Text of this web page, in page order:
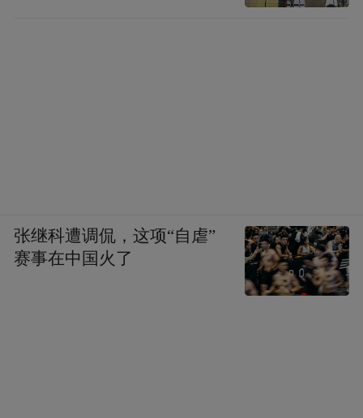
张继科遭调侃，这项“自虐”
赛事在中国火了